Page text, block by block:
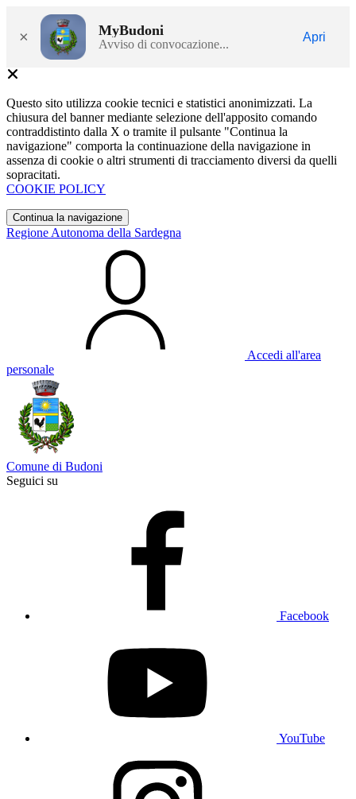
× MyBudoni
Avviso di convocazione...
Apri
Questo sito utilizza cookie tecnici e statistici anonimizzati. La
chiusura del banner mediante selezione dell'apposito comando
contraddistinto dalla X o tramite il pulsante "Continua la
navigazione" comporta la continuazione della navigazione in
assenza di cookie o altri strumenti di tracciamento diversi da quelli
sopracitati.
COOKIE POLICY
Continua la navigazione
Regione Autonoma della Sardegna
Accedi all'area
personale
Comune di Budoni
Seguici su
Facebook
YouTube